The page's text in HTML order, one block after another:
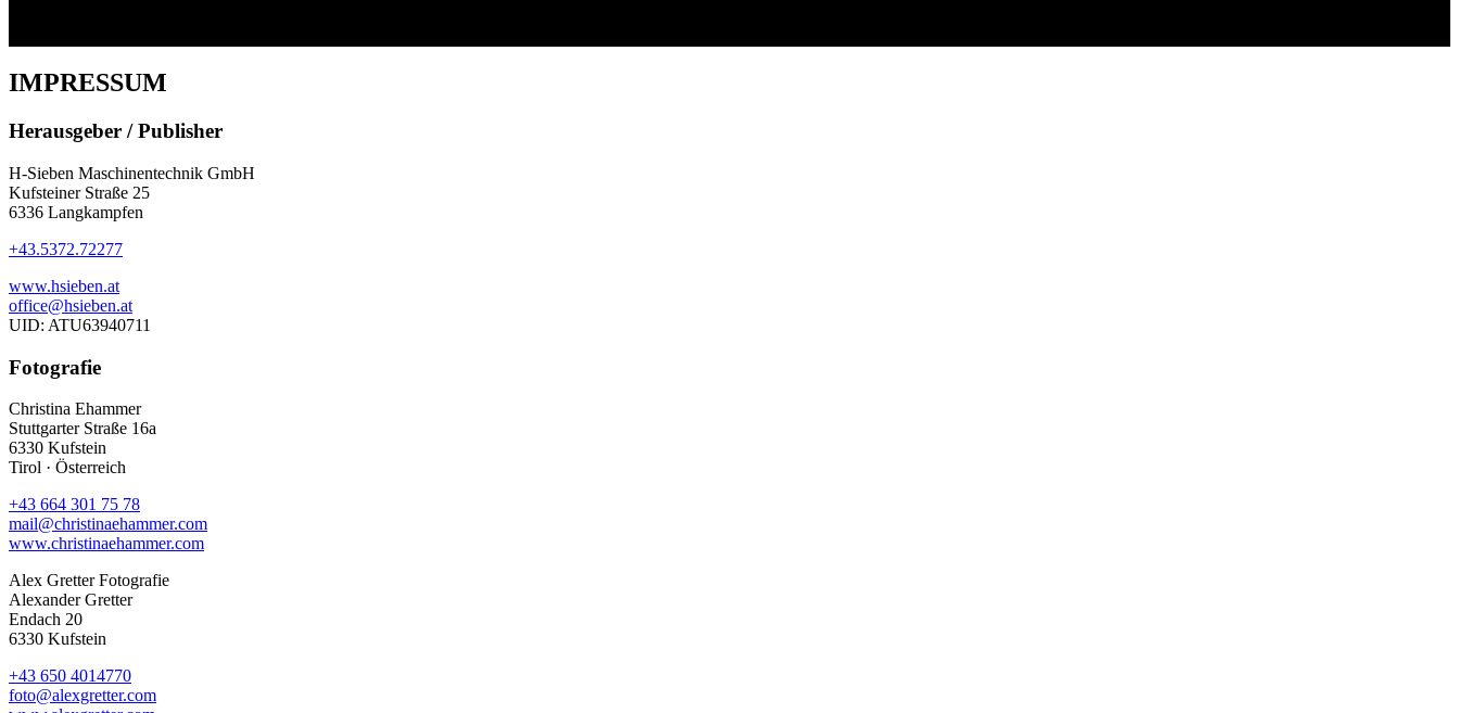
IMPRESSUM
Herausgeber / Publisher
H-Sieben Maschinentechnik GmbH
Kufsteiner Straße 25
6336 Langkampfen
+43.5372.72277
www.hsieben.at
office@hsieben.at
UID: ATU63940711
Fotografie
Christina Ehammer
Stuttgarter Straße 16a
6330 Kufstein
Tirol · Österreich
+43 664 301 75 78
mail@christinaehammer.com
www.christinaehammer.com
Alex Gretter Fotografie
Alexander Gretter
Endach 20
6330 Kufstein
+43 650 4014770
foto@alexgretter.com